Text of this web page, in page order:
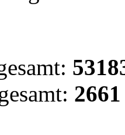
2661